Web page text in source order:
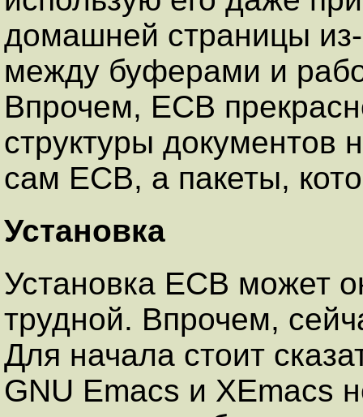
домашней страницы из-
между буферами и
Впрочем, ECB
структуры
сам ECB, а пакеты,
Установка
Установка ECB может
трудной. Впрочем,
Для начала стоит
GNU Emacs и XEmacs